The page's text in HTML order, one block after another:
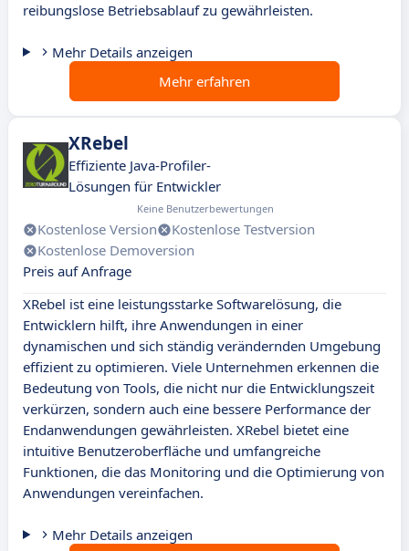
reibungslose Betriebsablauf zu gewährleisten.
Mehr Details anzeigen
Mehr erfahren
XRebel
Effiziente Java-Profiler-
Lösungen für Entwickler
Keine Benutzerbewertungen
Kostenlose Version
Kostenlose Testversion
Kostenlose Demoversion
Preis auf Anfrage
XRebel ist eine leistungsstarke Softwarelösung, die
Entwicklern hilft, ihre Anwendungen in einer
dynamischen und sich ständig verändernden Umgebung
effizient zu optimieren. Viele Unternehmen erkennen die
Bedeutung von Tools, die nicht nur die Entwicklungszeit
verkürzen, sondern auch eine bessere Performance der
Endanwendungen gewährleisten. XRebel bietet eine
intuitive Benutzeroberfläche und umfangreiche
Funktionen, die das Monitoring und die Optimierung von
Anwendungen vereinfachen.
Mehr Details anzeigen